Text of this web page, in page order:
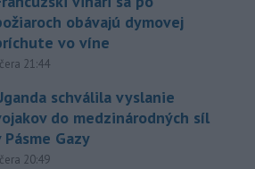
obávajú dymovej
vo víne
21:44
schválila vyslanie
do medzinárodných síl
Pásme Gazy
20:49